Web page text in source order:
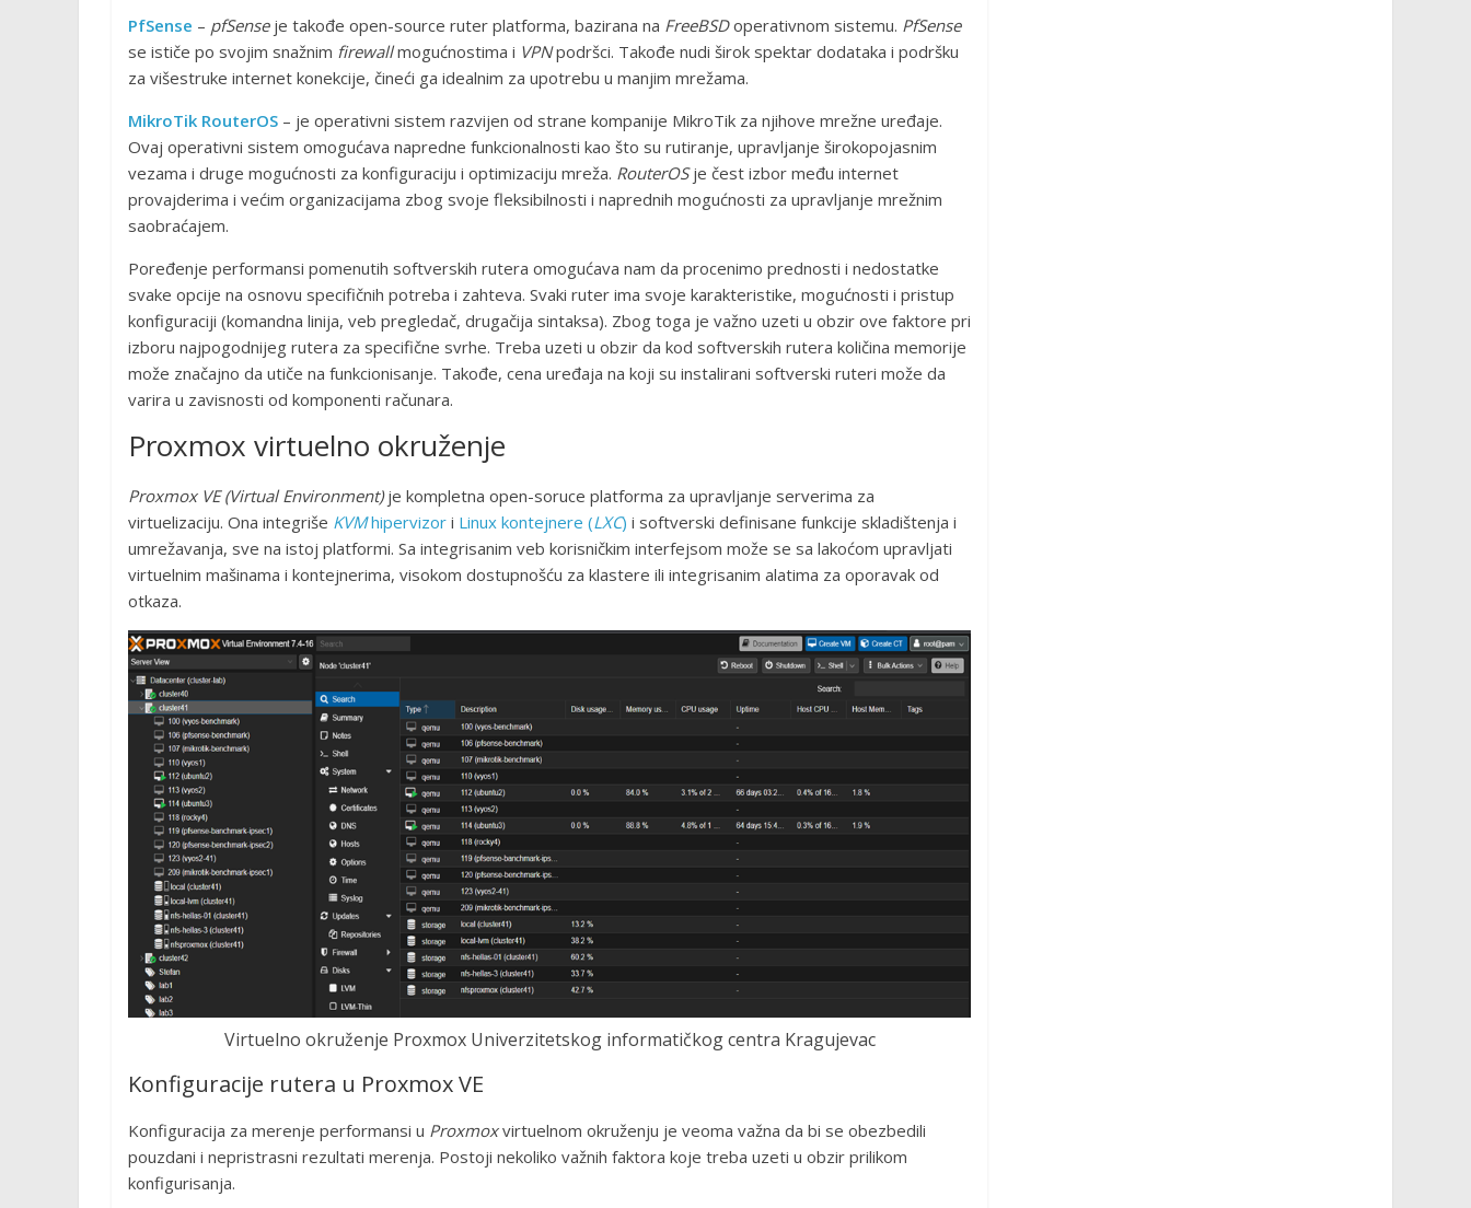
PfSense – pfSense je takođe open-source ruter platforma, bazirana na FreeBSDoperativnom sistemu. PfSense
se ističe po svojim snažnim firewallmogućnostima i VPNpodršci. Takođe nudi širok spektar dodataka i podršku
za višestruke internet konekcije, čineći ga idealnim za upotrebu u manjim mrežama.
MikroTik RouterOS – je operativni sistem razvijen od strane kompanije MikroTik za njihove mrežne uređaje.
Ovaj operativni sistem omogućava napredne funkcionalnosti kao što su rutiranje, upravljanje širokopojasnim
vezama i druge mogućnosti za konfiguraciju i optimizaciju mreža. RouterOSje čest izbor među internet
provajderima i većim organizacijama zbog svoje fleksibilnosti i naprednih mogućnosti za upravljanje mrežnim
saobraćajem.
Poređenje performansi pomenutih softverskih rutera omogućava nam da procenimo prednosti i nedostatke
svake opcije na osnovu specifičnih potreba i zahteva. Svaki ruter ima svoje karakteristike, mogućnosti i pristup
konfiguraciji (komandna linija, veb pregledač, drugačija sintaksa). Zbog toga je važno uzeti u obzir ove faktore pri
izboru najpogodnijeg rutera za specifične svrhe. Treba uzeti u obzir da kod softverskih rutera količina memorije
može značajno da utiče na funkcionisanje. Takođe, cena uređaja na koji su instalirani softverski ruteri može da
varira u zavisnosti od komponenti računara.
Proxmox virtuelno okruženje
Proxmox VE (Virtual Environment)je kompletna open-soruce platforma za upravljanje serverima za
virtuelizaciju. Ona integriše KVMhipervizor i Linux kontejnere (LXC) i softverski definisane funkcije skladištenja i
umrežavanja, sve na istoj platformi. Sa integrisanim veb korisničkim interfejsom može se sa lakoćom upravljati
virtuelnim mašinama i kontejnerima, visokom dostupnošću za klastere ili integrisanim alatima za oporavak od
otkaza.
Virtuelno okruženje Proxmox Univerzitetskog informatičkog centra Kragujevac
Konfiguracije rutera u Proxmox VE
Konfiguracija za merenje performansi u Proxmoxvirtuelnom okruženju je veoma važna da bi se obezbedili
pouzdani i nepristrasni rezultati merenja. Postoji nekoliko važnih faktora koje treba uzeti u obzir prilikom
konfigurisanja.